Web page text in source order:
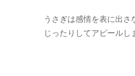
うさぎは感情を表に出
じったりしてアピールし